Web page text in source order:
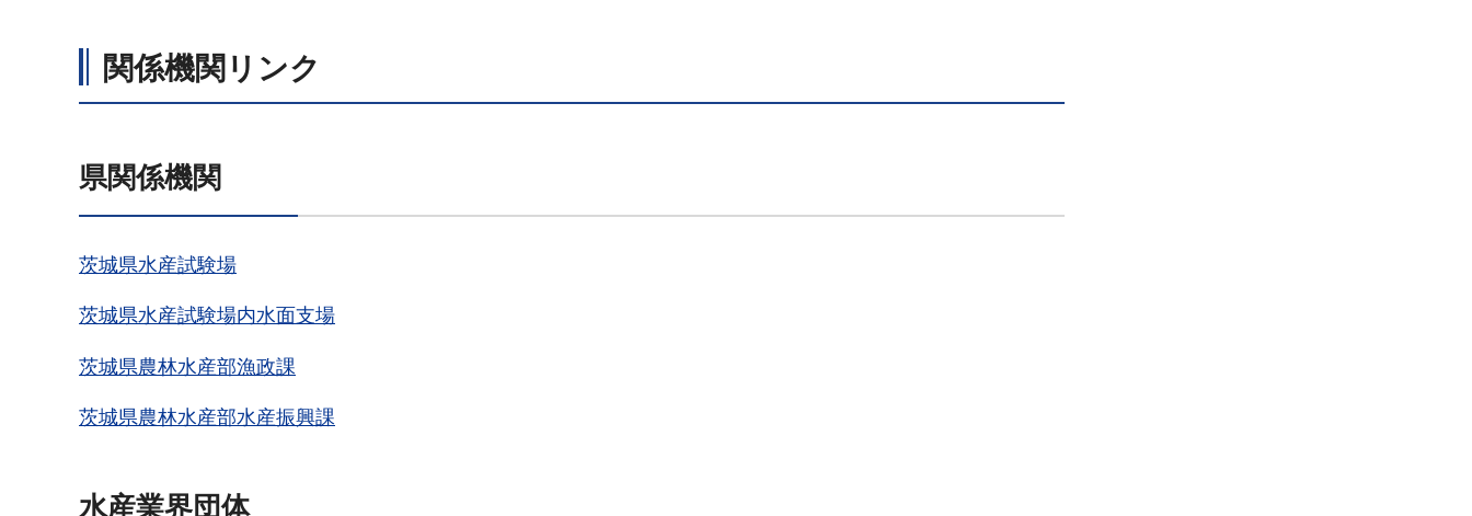
関係機関リンク
県関係機関
茨城県水産試験場
茨城県水産試験場内水面支場
茨城県農林水産部漁政課
茨城県農林水産部水産振興課
水産業界団体